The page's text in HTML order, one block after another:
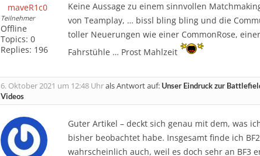
maveR1c0
Teilnehmer
Offline
Topics: 0
Replies: 196
Keine Aussage zu einem sinnvollen
von Teamplay, … bissl bling bling und die
toller Neuerungen wie einer CommonRose,
Fahrstühle … Prost Mahlzeit
6. Oktober 2021 um 12:48 Uhrals Antwort auf:Unser Eindruck zur
Videos
Guter Artikel – deckt sich genau mit dem, was
bisher beobachtet habe. Insgesamt finde ich
wahrscheinlich auch, weil es doch sehr an BF3